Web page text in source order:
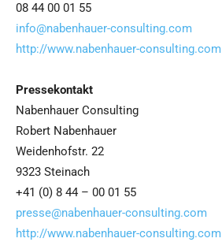
08 44 00 01 55
info@nabenhauer-consulting.com
http://www.nabenhauer-consulting.com
Pressekontakt
Nabenhauer Consulting
Robert Nabenhauer
Weidenhofstr. 22
9323 Steinach
+41 (0) 8 44 – 00 01 55
presse@nabenhauer-consulting.com
http://www.nabenhauer-consulting.com